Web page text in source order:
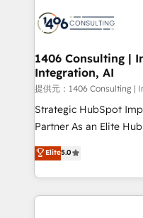
marketing automation
allowing companies to
the needs of the customer. We are part of
Group, a group of
companies that
Competence Centers:
The synergies
together with the
1406 Consulting |
Integration, AI
提供元：1406 Consulting |
Strategic HubSpot
Partner As an Elite HubSpot Partner, 1406 Consulting
helps mid-market
they sell, market, and
HubSpot—we teach
to help you keep winning. What We Do
Elite5.0